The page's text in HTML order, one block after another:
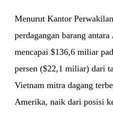
Menurut Kantor
perdagangan barang
mencapai $136,6 miliar
persen ($22,1 miliar) dari
Vietnam mitra dagang
Amerika, naik dari posisi